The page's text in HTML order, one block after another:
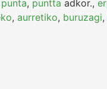
punta, puntta adkor.,
, aurretiko, buruzagi,